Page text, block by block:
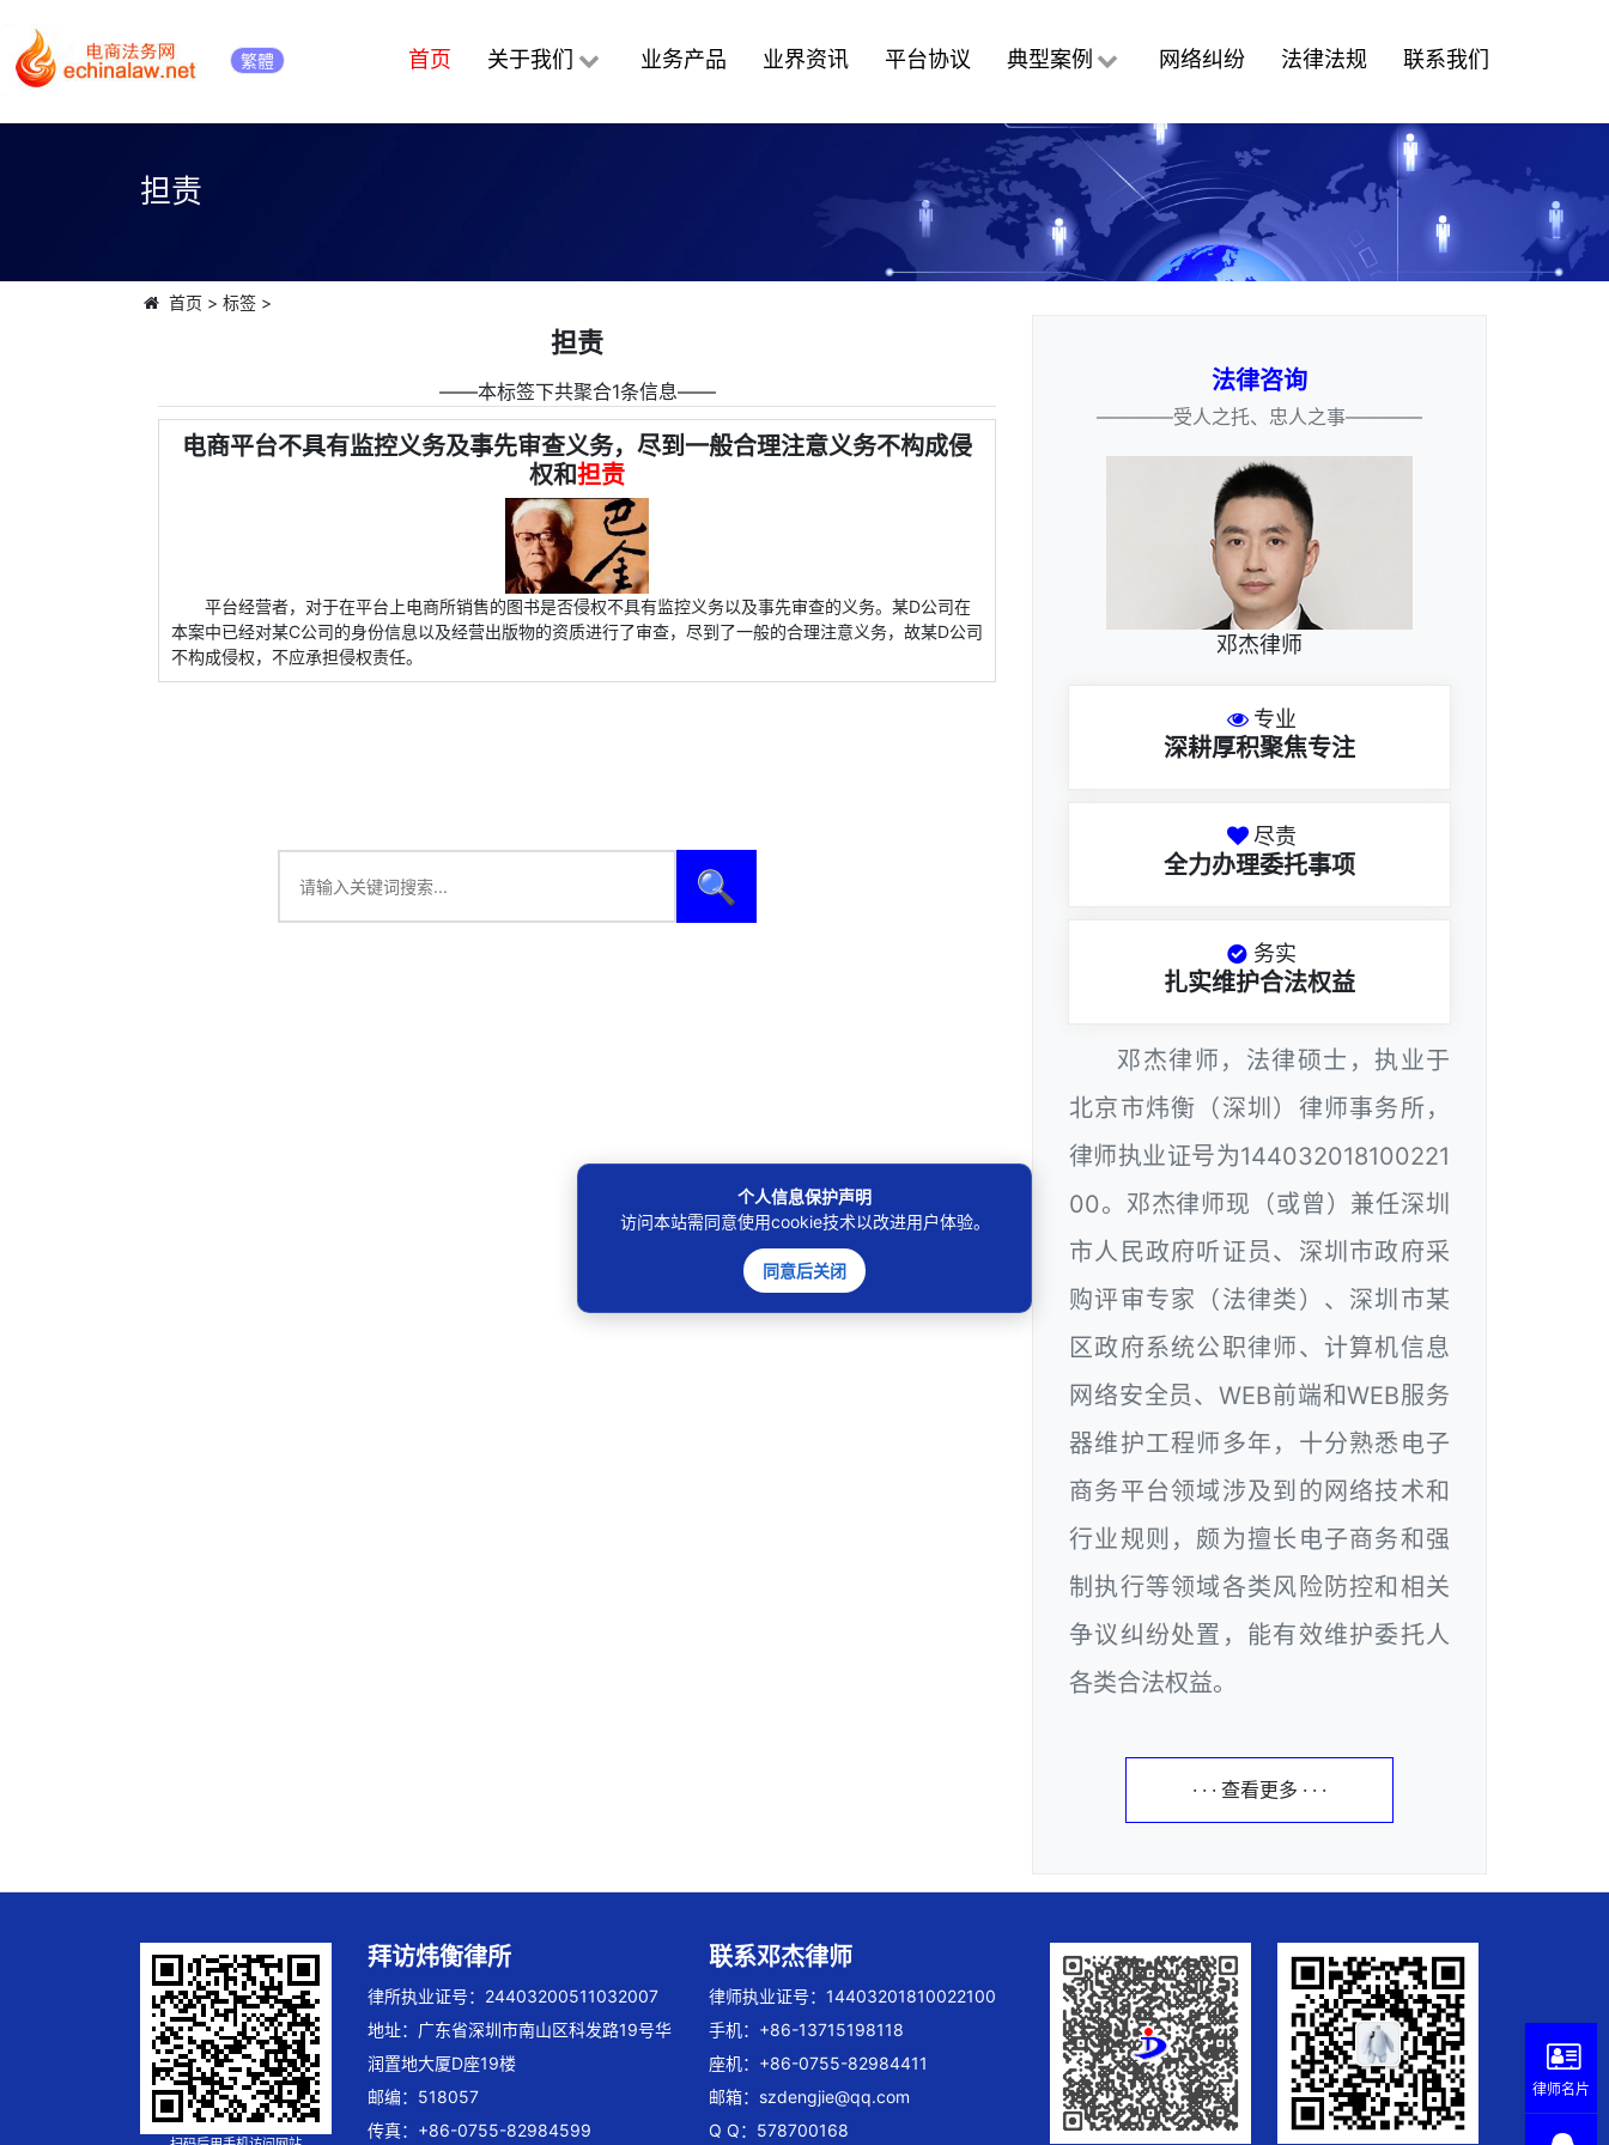
繁體 首页 关于我们 业务产品 业界资讯 平台协议 典型案例 网络纠纷 法律法规 联系我们
担责
首页 > 标签>
担责
――本标签下共聚合1条信息――
电商平台不具有监控义务及事先审查义务，尽到一般合理注意义务不构成侵
权和担责
平台经营者，对于在平台上电商所销售的图书是否侵权不具有监控义务以及事先审查的义务。某D公司在
本案中已经对某C公司的身份信息以及经营出版物的资质进行了审查，尽到了一般的合理注意义务，故某D公司
不构成侵权，不应承担侵权责任。
🔍
法律咨询
————受人之托、忠人之事————
邓杰律师
专业
深耕厚积聚焦专注
尽责
全力办理委托事项
务实
扎实维护合法权益
邓杰律师，法律硕士，执业于
北京市炜衡（深圳）律师事务所，
律师执业证号为144032018100221
00。邓杰律师现（或曾）兼任深圳
市人民政府听证员、深圳市政府采
购评审专家（法律类）、深圳市某
区政府系统公职律师、计算机信息
网络安全员、WEB前端和WEB服务
器维护工程师多年，十分熟悉电子
商务平台领域涉及到的网络技术和
行业规则，颇为擅长电子商务和强
制执行等领域各类风险防控和相关
争议纠纷处置，能有效维护委托人
各类合法权益。
· · · 查看更多 · · ·
拜访炜衡律所
律所执业证号：24403200511032007
地址：广东省深圳市南山区科发路19号华
润置地大厦D座19楼
邮编：518057
传真：+86-0755-82984599
联系邓杰律师
律师执业证号：14403201810022100
手机：+86-13715198118
座机：+86-0755-82984411
邮箱： szdengjie@qq.com
Q Q：578700168
个人信息保护声明
访问本站需同意使用cookie技术以改进用户体验。
同意后关闭
律师名片